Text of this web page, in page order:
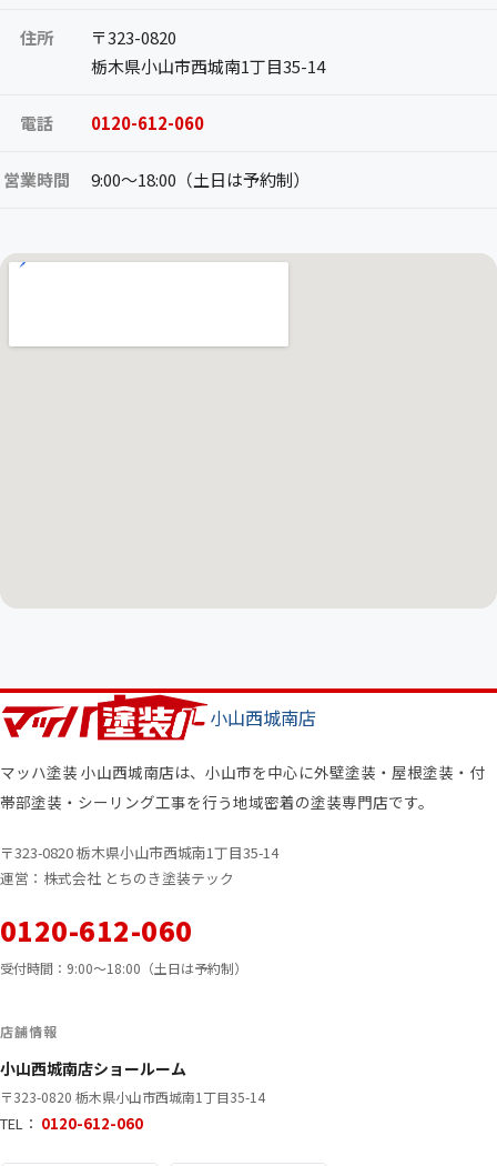
住所
〒323-0820
栃木県小山市西城南1丁目35-14
電話 0120-612-060
営業時間 9:00〜18:00（土日は予約制）
小山西城南店
マッハ塗装 小山西城南店は、小山市を中心に外壁塗装・屋根塗装・付
帯部塗装・ シーリング工事を行う地域密着の塗装専門店です。
〒323-0820 栃木県小山市西城南1丁目35-14
運営：株式会社 とちのき塗装テック
0120-612-060
受付時間：9:00〜18:00（土日は予約制）
店舗情報
小山西城南店ショールーム
〒323-0820 栃木県小山市西城南1丁目35-14
TEL： 0120-612-060